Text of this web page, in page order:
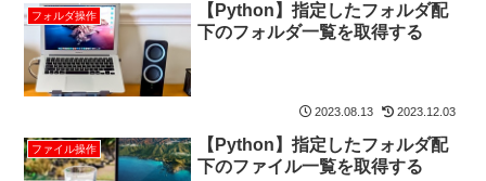
フォルダ操作
【Python】指定したフォルダ配
下のフォルダ一覧を取得する
2023.08.13 2023.12.03
ファイル操作
【Python】指定したフォルダ配
下のファイル一覧を取得する